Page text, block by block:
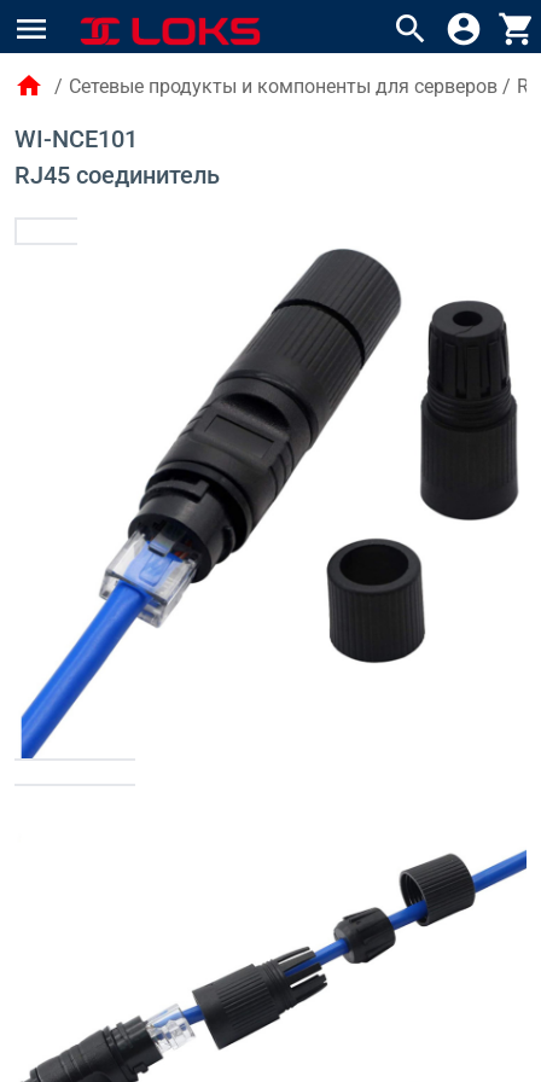
menu search account_circle shopping_cart
home / Сетевые продукты и компоненты для серверов /
WI-NCE101
RJ45 соединитель